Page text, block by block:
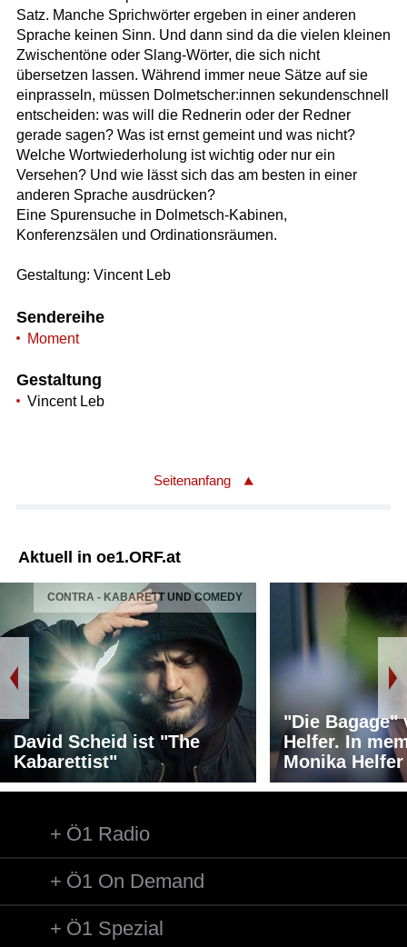
Satz. Manche Sprichwörter ergeben in einer anderen
Sprache keinen Sinn. Und dann sind da die vielen kleinen
Zwischentöne oder Slang-Wörter, die sich nicht
übersetzen lassen. Während immer neue Sätze auf sie
einprasseln, müssen Dolmetscher:innen sekundenschnell
entscheiden: was will die Rednerin oder der Redner
gerade sagen? Was ist ernst gemeint und was nicht?
Welche Wortwiederholung ist wichtig oder nur ein
Versehen? Und wie lässt sich das am besten in einer
anderen Sprache ausdrücken?
Eine Spurensuche in Dolmetsch-Kabinen,
Konferenzsälen und Ordinationsräumen.
Gestaltung: Vincent Leb
Sendereihe
Moment
Gestaltung
Vincent Leb
Seitenanfang
Aktuell in oe1.ORF.at
CONTRA - KABARETT UND COMEDY
David Scheid ist "The
Kabarettist"
"Die Bagage"
Helfer. In
Monika Helfer
Ö1 Radio
Ö1 On Demand
Ö1 Spezial